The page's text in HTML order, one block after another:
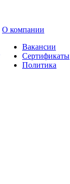
О компании
Вакансии
Сертификаты
Политика